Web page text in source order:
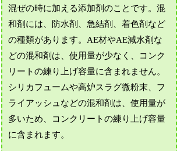
混ぜの時に加える添加剤のことです。混
和剤には、防水剤、急結剤、着色剤など
の種類があります。AE材やAE減水剤な
どの混和剤は、使用量が少なく、コンク
リートの練り上げ容量に含まれません。
シリカフュームや高炉スラグ微粉末、フ
ライアッシュなどの混和剤は、使用量が
多いため、コンクリートの練り上げ容量
に含まれます。